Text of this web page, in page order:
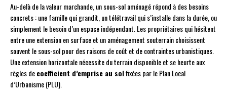
Au-delà de la valeur marchande, un sous-sol aménagé répond à des besoins
concrets : une famille qui grandit, un télétravail qui s’installe dans la durée, ou
simplement le besoin d’un espace indépendant. Les propriétaires qui hésitent
entre une extension en surface et un aménagement souterrain choisissent
souvent le sous-sol pour des raisons de coût et de contraintes urbanistiques.
Une extension horizontale nécessite du terrain disponible et se heurte aux
règles decoefficient d’emprise au solfixées par le Plan Local
d’Urbanisme (PLU).